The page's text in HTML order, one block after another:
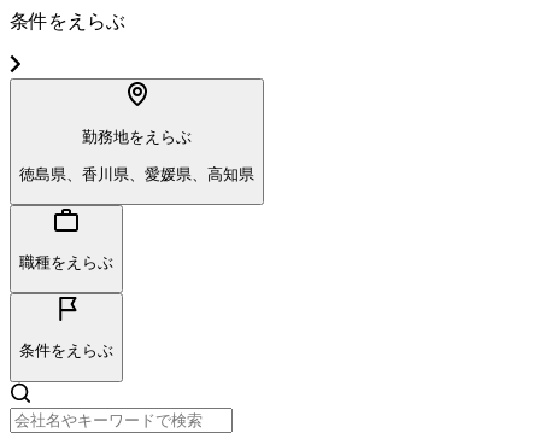
条件をえらぶ
勤務地をえらぶ
徳島県、香川県、愛媛県、高知県
職種をえらぶ
条件をえらぶ